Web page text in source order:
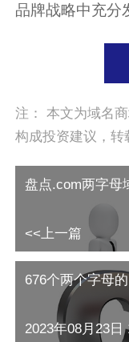
品牌战略中充分
注： 本文为域名
构成投资建议，转
盘点.com两字母
<<上一篇
676个两个字母
2023年08月23日